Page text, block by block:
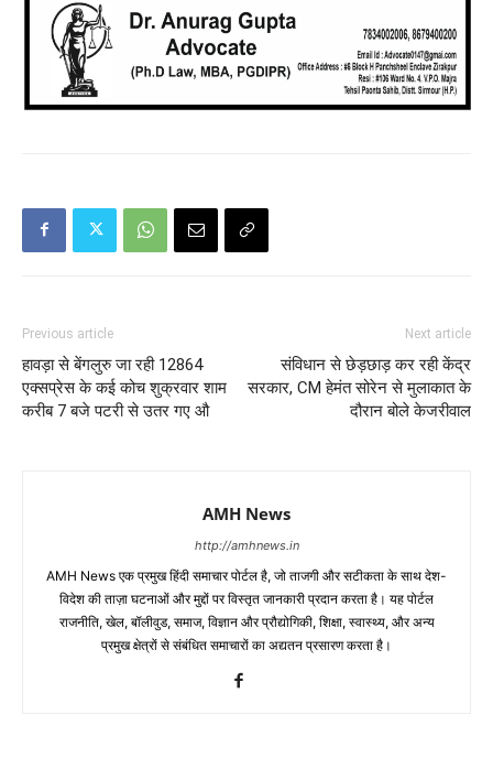
Previous article
हावड़ा से बेंगलुरु जा रही 12864
एक्सप्रेस के कई कोच शुक्रवार शाम
करीब 7 बजे पटरी से उतर गए औ
Next article
संविधान से छेड़छाड़ कर रही केंद्र
सरकार, CM हेमंत सोरेन से मुलाकात के
दौरान बोले केजरीवाल
AMH News
http://amhnews.in
AMH News एक प्रमुख हिंदी समाचार पोर्टल है, जो ताजगी और सटीकता के साथ देश-
विदेश की ताज़ा घटनाओं और मुद्दों पर विस्तृत जानकारी प्रदान करता है। यह पोर्टल
राजनीति, खेल, बॉलीवुड, समाज, विज्ञान और प्रौद्योगिकी, शिक्षा, स्वास्थ्य, और अन्य
प्रमुख क्षेत्रों से संबंधित समाचारों का अद्यतन प्रसारण करता है।